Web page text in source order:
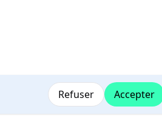
Refuser Accepter